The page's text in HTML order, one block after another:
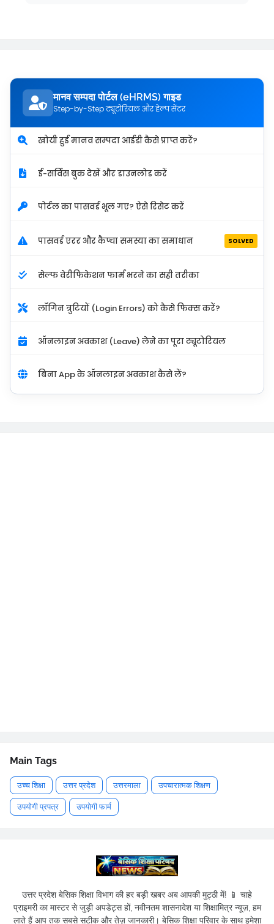
मानव सम्पदा पोर्टल (eHRMS) गाइड
Step-by-Step ट्यूटोरियल और हेल्प सेंटर
खोयी हुई मानव सम्पदा आईडी कैसे प्राप्त करें?
ई-सर्विस बुक देखें और डाउनलोड करें
पोर्टल का पासवर्ड भूल गए? ऐसे रिसेट करें
पासवर्ड एरर और कैप्चा समस्या का समाधान SOLVED
सेल्फ वेरीफिकेशन फार्म भरने का सही तरीका
लॉगिन त्रुटियों (Login Errors) को कैसे फिक्स करें?
ऑनलाइन अवकाश (Leave) लेने का पूरा ट्यूटोरियल
बिना App के ऑनलाइन अवकाश कैसे लें?
Main Tags
उच्च शिक्षा उत्तर प्रदेश उत्तरमाला उपचारात्मक शिक्षण
उपयोगी प्रपत्र उपयोगी फार्म
उत्तर प्रदेश बेसिक शिक्षा विभाग की हर बड़ी खबर अब आपकी मुट्ठी में! 📱 चाहे
प्राइमरी का मास्टर से जुड़ी अपडेट्स हों, नवीनतम शासनादेश या शिक्षामित्र न्यूज़, हम
लाते हैं आप तक सबसे सटीक और तेज़ जानकारी। बेसिक शिक्षा परिवार के साथ हमेशा